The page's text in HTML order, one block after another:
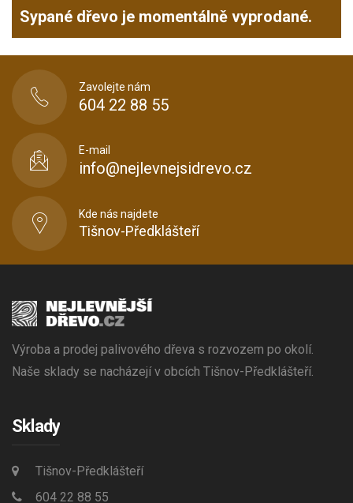
Sypané dřevo je momentálně vyprodané.
Zavolejte nám
604 22 88 55
E-mail
info@nejlevnejsidrevo.cz
Kde nás najdete
Tišnov-Předklášteří
Výroba a prodej palivového dřeva s rozvozem po okolí.
Naše sklady se nacházejí v obcích Tišnov-Předklášteří.
Sklady
Tišnov-Předklášteří
604 22 88 55